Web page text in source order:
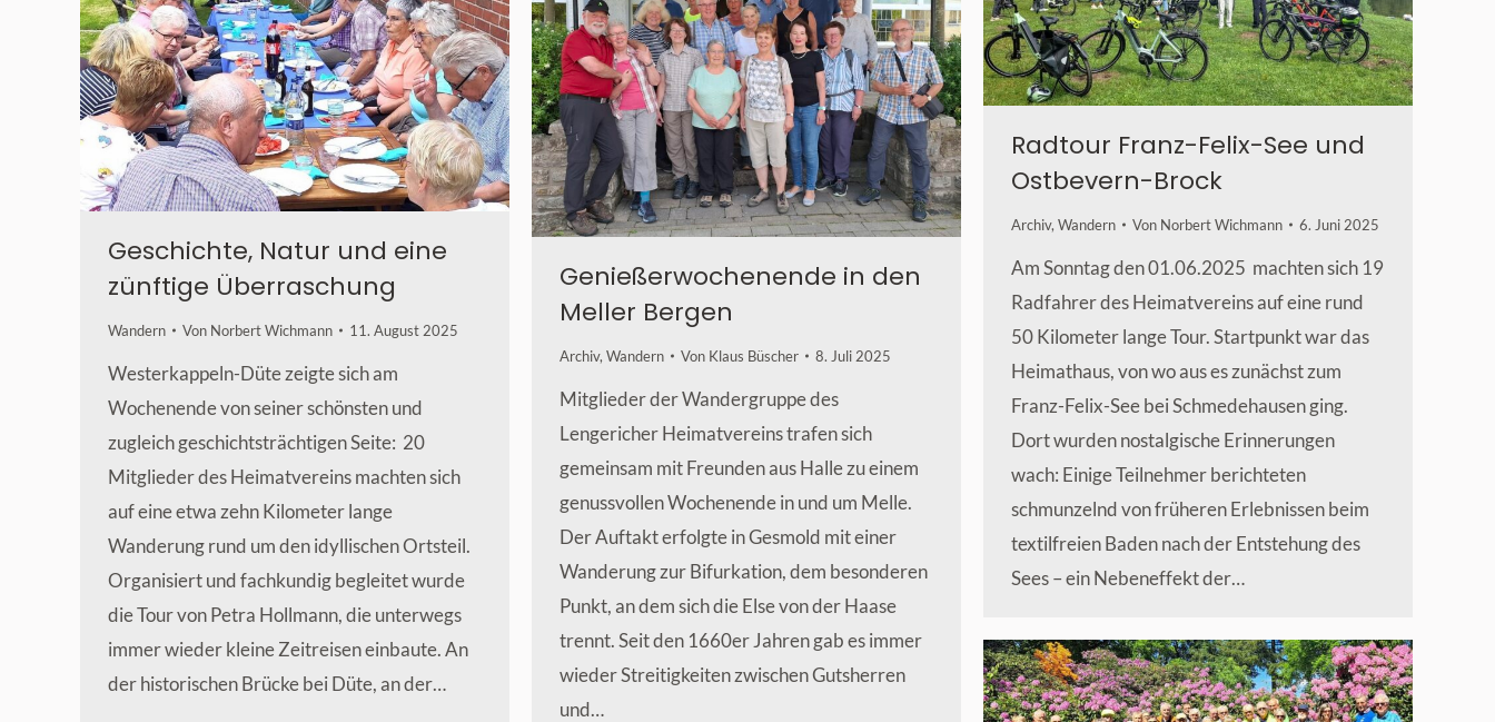
Geschichte, Natur und eine
zünftige Überraschung
Wandern Von Norbert Wichmann 11. August 2025
Westerkappeln-Düte zeigte sich am
Wochenende von seiner schönsten und
zugleich geschichtsträchtigen Seite: 20
Mitglieder des Heimatvereins machten sich
auf eine etwa zehn Kilometer lange
Wanderung rund um den idyllischen Ortsteil.
Organisiert und fachkundig begleitet wurde
die Tour von Petra Hollmann, die unterwegs
immer wieder kleine Zeitreisen einbaute. An
der historischen Brücke bei Düte, an der…
Genießerwochenende in den
Meller Bergen
Archiv, Wandern Von Klaus Büscher 8. Juli 2025
Mitglieder der Wandergruppe des
Lengericher Heimatvereins trafen sich
gemeinsam mit Freunden aus Halle zu einem
genussvollen Wochenende in und um Melle.
Der Auftakt erfolgte in Gesmold mit einer
Wanderung zur Bifurkation, dem besonderen
Punkt, an dem sich die Else von der Haase
trennt. Seit den 1660er Jahren gab es immer
wieder Streitigkeiten zwischen Gutsherren
und…
Radtour Franz-Felix-See und
Ostbevern-Brock
Archiv, Wandern Von Norbert Wichmann 6. Juni 2025
Am Sonntag den 01.06.2025 machten sich 19
Radfahrer des Heimatvereins auf eine rund
50 Kilometer lange Tour. Startpunkt war das
Heimathaus, von wo aus es zunächst zum
Franz-Felix-See bei Schmedehausen ging.
Dort wurden nostalgische Erinnerungen
wach: Einige Teilnehmer berichteten
schmunzelnd von früheren Erlebnissen beim
textilfreien Baden nach der Entstehung des
Sees – ein Nebeneffekt der…